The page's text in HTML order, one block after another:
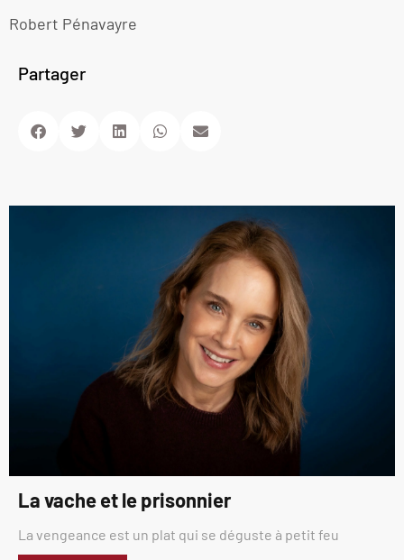
Robert Pénavayre
Partager
La vache et le prisonnier
La vengeance est un plat qui se déguste à petit feu